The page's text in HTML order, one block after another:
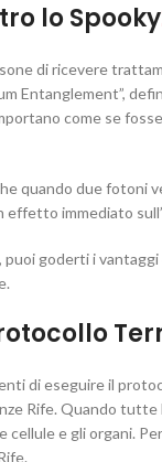
lo Spooky
di ricevere
Entanglement”,
come se
quando due fotoni
immediato
puoi goderti i
di eseguire il
Rife. Quando tutte
e gli organi.